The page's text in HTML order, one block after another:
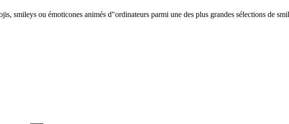
smileys ou émoticones animés d"ordinateurs parmi une des plus grandes sélections de